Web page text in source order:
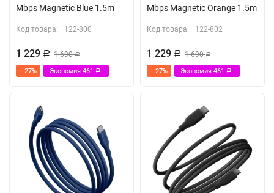
Mbps Magnetic Blue 1.5m
Код товара: 122-800
1 229 Р 1 690Р
- 27% Экономия 461 Р
Mbps Magnetic Orange 1.5m
Код товара: 122-802
1 229 Р 1 690Р
- 27% Экономия 461 Р